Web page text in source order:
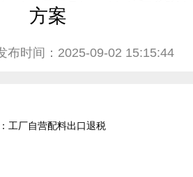
方案
布时间：2025-09-02 15:15:44
工厂自营配料出口退税